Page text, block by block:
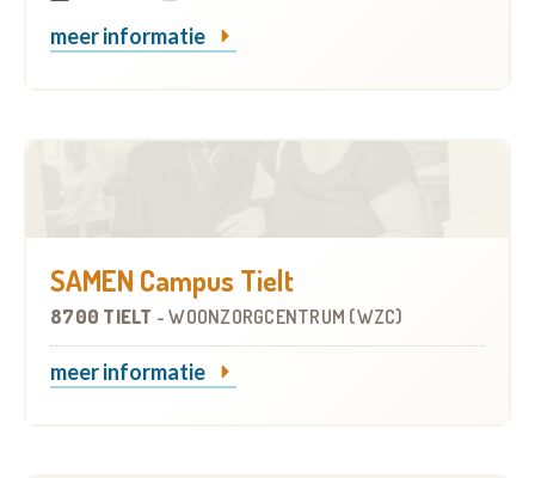
meer informatie
SAMEN Campus Tielt
8700 TIELT -WOONZORGCENTRUM (WZC)
meer informatie